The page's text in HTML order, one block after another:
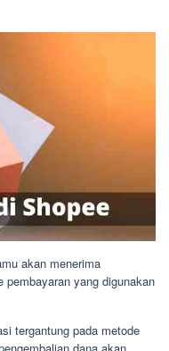
akan menerima
pembayaran yang digunakan
tergantung pada metode